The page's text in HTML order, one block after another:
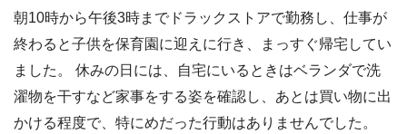
朝10時から午後3時までドラックストアで勤務し、仕事が
終わると子供を保育園に迎えに行き、まっすぐ帰宅してい
ました。 休みの日には、自宅にいるときはベランダで洗
濯物を干すなど家事をする姿を確認し、あとは買い物に出
かける程度で、特にめだった行動はありませんでした。